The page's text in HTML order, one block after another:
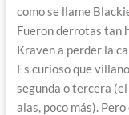
como se llame
Fueron derrotas tan
Kraven a perder la
Es curioso que
segunda o tercera
alas, poco más).